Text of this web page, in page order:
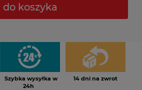
do koszyka
Szybka wysyłka w
24h
14 dni na zwrot